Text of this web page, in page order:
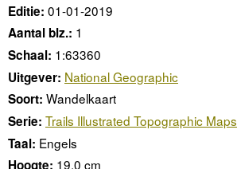
Editie: 01-01-2019
Aantal blz.: 1
Schaal: 1:63360
Uitgever: National Geographic
Soort: Wandelkaart
Serie: Trails Illustrated Topographic Maps
Taal: Engels
Hoogte: 19.0 cm